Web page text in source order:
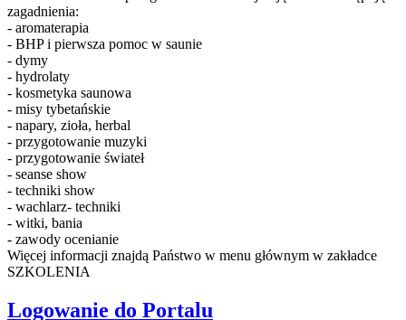
zagadnienia:
- aromaterapia
- BHP i pierwsza pomoc w saunie
- dymy
- hydrolaty
- kosmetyka saunowa
- misy tybetańskie
- napary, zioła, herbal
- przygotowanie muzyki
- przygotowanie świateł
- seanse show
- techniki show
- wachlarz- techniki
- witki, bania
- zawody ocenianie
Więcej informacji znajdą Państwo w menu głównym w zakładce
SZKOLENIA
Logowanie do Portalu